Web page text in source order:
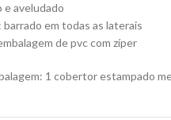
e aveludado
em todas as laterais
de pvc com zíper
1 cobertor estampado